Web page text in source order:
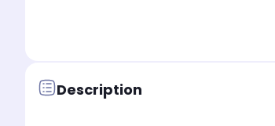
Description